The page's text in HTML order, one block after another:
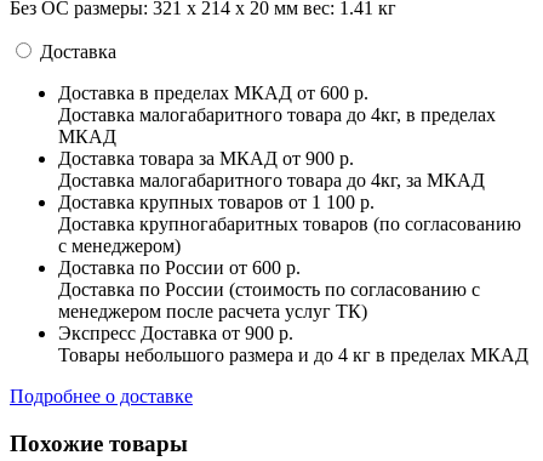
Без ОС pазмеры: 321 x 214 x 20 мм вес: 1.41 кг
Доставка
Доставка в пределах МКАД от 600 р.
Доставка малогабаритного товара до 4кг, в пределах
МКАД
Доставка товара за МКАД от 900 р.
Доставка малогабаритного товара до 4кг, за МКАД
Доставка крупных товаров от 1 100 р.
Доставка крупногабаритных товаров (по согласованию
с менеджером)
Доставка по России от 600 р.
Доставка по России (стоимость по согласованию с
менеджером после расчета услуг ТК)
Экспресс Доставка от 900 р.
Товары небольшого размера и до 4 кг в пределах МКАД
Подробнее о доставке
Похожие товары